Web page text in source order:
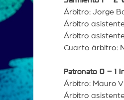
Árbitro: Jorge
Árbitro
Árbitro
Cuarto árbitro:
Patronato 0 – 1
Árbitro: Mauro
Árbitro